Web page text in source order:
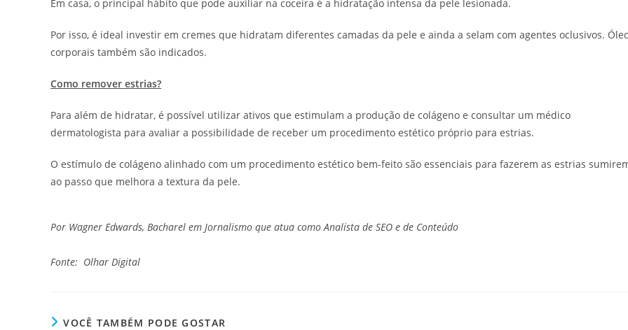
Em casa, o principal hábito que pode auxiliar na coceira é a hidratação intensa da pele lesionada.
Por isso, é ideal investir em cremes que hidratam diferentes camadas da pele e ainda a selam com agentes oclusivos.
corporais também são indicados.
Como remover estrias?
Para além de hidratar, é possível utilizar ativos que estimulam a produção de colágeno e consultar um médico
dermatologista para avaliar a possibilidade de receber um procedimento estético próprio para estrias.
O estímulo de colágeno alinhado com um procedimento estético bem-feito são essenciais para fazerem as estrias
ao passo que melhora a textura da pele.
Por Wagner Edwards, Bacharel em Jornalismo que atua como Analista de SEO e de Conteúdo
Fonte: Olhar Digital
VOCÊ TAMBÉM PODE GOSTAR